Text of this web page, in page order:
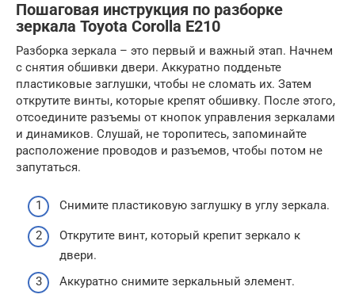
Пошаговая инструкция по разборке
зеркала Toyota Corolla E210
Разборка зеркала – это первый и важный этап. Начнем
с снятия обшивки двери. Аккуратно подденьте
пластиковые заглушки, чтобы не сломать их. Затем
открутите винты, которые крепят обшивку. После этого,
отсоедините разъемы от кнопок управления зеркалами
и динамиков. Слушай, не торопитесь, запоминайте
расположение проводов и разъемов, чтобы потом не
запутаться.
Снимите пластиковую заглушку в углу зеркала.
Открутите винт, который крепит зеркало к
двери.
Аккуратно снимите зеркальный элемент.